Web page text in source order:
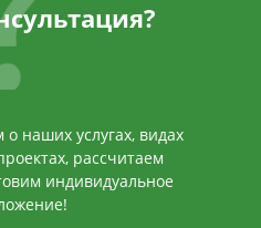
наших услугах, видах
рассчитаем
индивидуальное